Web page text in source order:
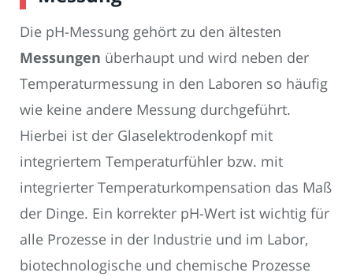
Die pH-Messung gehört zu den ältesten
Messungen überhaupt und wird neben der
Temperaturmessung in den Laboren so häufig
wie keine andere Messung durchgeführt.
Hierbei ist der Glaselektrodenkopf mit
integriertem Temperaturfühler bzw. mit
integrierter Temperaturkompensation das Maß
der Dinge. Ein korrekter pH-Wert ist wichtig für
alle Prozesse in der Industrie und im Labor,
biotechnologische und chemische Prozesse